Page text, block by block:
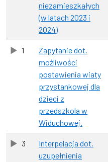
niezamieszkałych
(w latach 2023 i
2024)
1
Zapytanie dot.
możliwości
postawienia wiaty
przystankowej dla
dzieci z
przedszkola w
Widuchowej.
3
Interpelacja dot.
uzupełnienia